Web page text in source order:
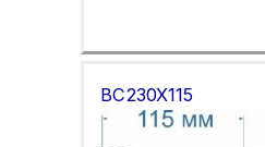
BC230X115